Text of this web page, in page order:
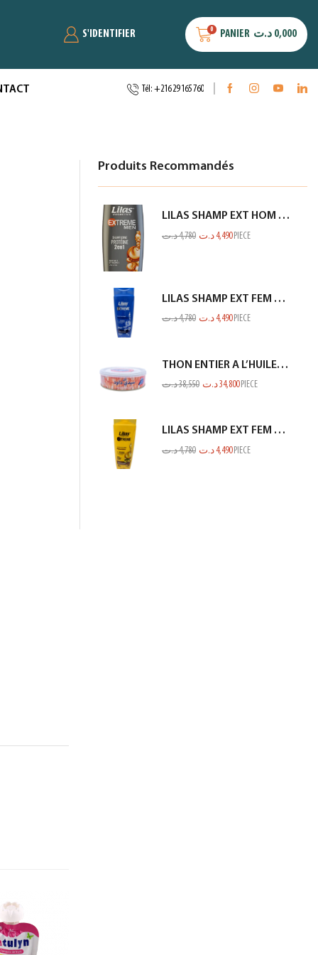
S'IDENTIFIER 0 PANIER 0,000 د.ت
Tél: +216 29 165 760
Produits Recommandés
LILAS SHAMP EXT HOM PROTEINE GRIS 350ML
4,780د.ت 4,490 د.ت PIECE
LILAS SHAMP EXT FEM ANTI PELLIC BLEU 350ML
4,780د.ت 4,490 د.ت PIECE
THON ENTIER A L’HUILE D’OLIVE SIDI DAOUD 950G
38,550د.ت 34,800د.ت PIECE
LILAS SHAMP EXT FEM SEC ET ABIME JAUNE 350ML
4,780د.ت 4,490 د.ت PIECE